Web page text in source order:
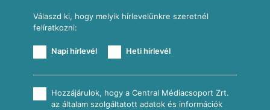
Válaszd ki, hogy melyik hírlevelünkre szeretnél
felíratkozni:
Napi hírlevél Heti hírlevél
Hozzájárulok, hogy a Central Médiacsoport Zrt.
az általam szolgáltatott adatok és információk